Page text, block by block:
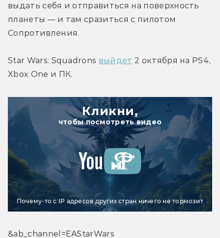
выдать себя и отправиться на поверхность
планеты — и там сразиться с пилотом
Сопротивления.
Star Wars: Squadrons выйдет 2 октября на PS4,
Xbox One и ПК.
Кликни,
чтобы посмотреть видео
Почему-то с IP адресов других стран ничего не тормозит
&ab_channel=EAStarWars